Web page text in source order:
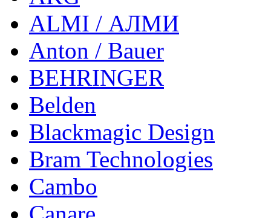
ALMI / АЛМИ
Anton / Bauer
BEHRINGER
Belden
Blackmagic Design
Bram Technologies
Cambo